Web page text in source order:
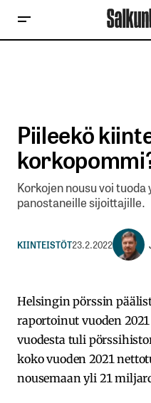
Piileekö
Korkojen nousu voi
panostaneille sijoittajille.
KIINTEISTÖT23.2.2022
Helsingin pörssin
raportoinut vuoden
vuodesta tuli
koko vuoden 2021
nousemaan yli 21